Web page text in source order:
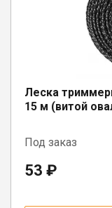
Леска
15 м (витой
Под заказ
53 ₽